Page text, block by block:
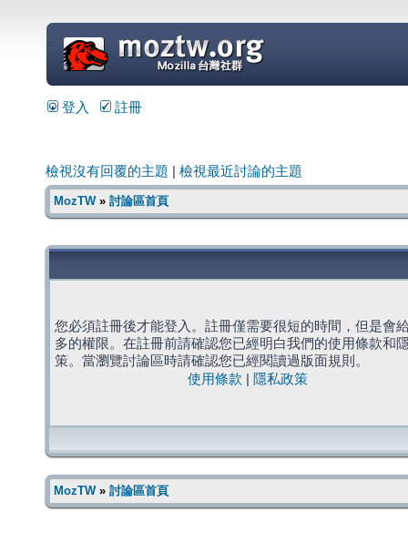
=
登入 註冊
檢視沒有回覆的主題 檢視最近討論的主題
MozTW» 討論區首頁
您必須註冊後才能登入。註冊僅需要很短的時間，但是會
多的權限。在註冊前請確認您已經明白我們的使用條款和
策。當瀏覽討論區時請確認您已經閱讀過版面規則。
使用條款
隱私政策
MozTW» 討論區首頁